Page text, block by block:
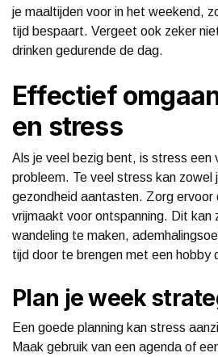
je maaltijden voor in het weekend,
tijd bespaart. Vergeet ook zeker
drinken gedurende de dag.
Effectief
en stress
Als je veel bezig bent, is stress een
probleem. Te veel stress kan zowel
gezondheid aantasten. Zorg ervoor
vrijmaakt voor ontspanning. Dit kan
wandeling te maken,
tijd door te brengen met een hobby
Plan je week
Een goede planning kan stress
Maak gebruik van een agenda of